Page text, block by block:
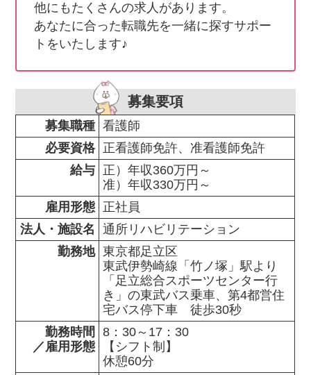
他にもたくさんの求人があります。
あなたに合った転職先を一緒に探すサポー
トをいたします♪
募集要項
募集職種 看護師
必要資格 正看護師免許、准看護師免許
給与 正）年収360万円～
准）年収330万円～
雇用形態 正社員
法人・施設名
通所リハビリテーション
勤務地 東京都足立区
東武伊勢崎線「竹ノ塚」駅より
「足立総合スポーツセンター行
き」の東武バス乗車、第4都営住
宅バス停下車　徒歩30秒
勤務時間
／雇用形態
8：30～17：30
【シフト制】
休憩60分